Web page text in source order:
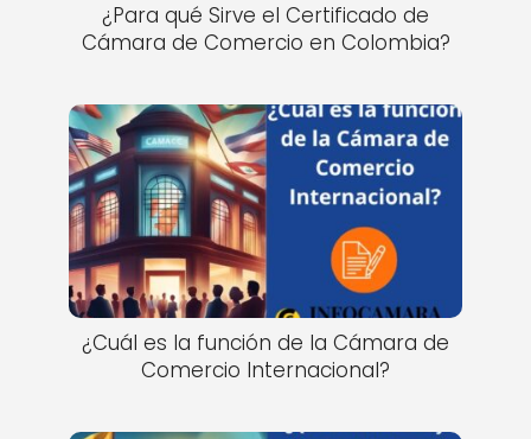
¿Para qué Sirve el Certificado de
Cámara de Comercio en Colombia?
¿Cuál es la función de la Cámara de
Comercio Internacional?